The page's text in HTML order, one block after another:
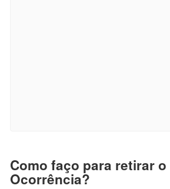
Como faço para retirar
Ocorrência?